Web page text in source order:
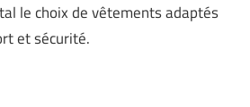
le choix de vêtements adaptés
et sécurité.